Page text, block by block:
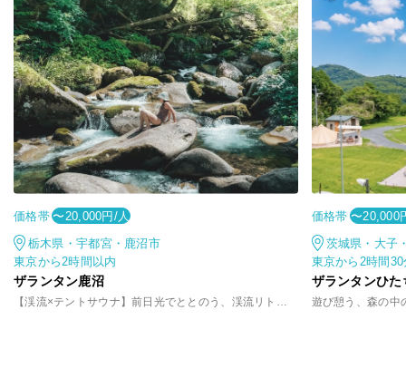
価格帯 〜20,000円/人
栃木県・宇都宮・鹿沼市
東京から2時間以内
ザランタン鹿沼
【渓流×テントサウナ】前日光でととのう、渓流リトリート
価格帯 〜20,000
茨城県・大子
東京から2時間
ザランタンひ